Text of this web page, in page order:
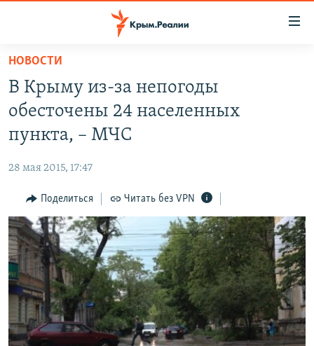
Вернуться
основному
содержанию
главной
Вернутся
поиску
СПЕЦПРОЕКТЫ
11 ЛЕТ ОККУПАЦИИ КРЫМА. 11 ИСТОРИЙ СОПРОТИВЛЕНИЯ
ЕЩЕ
ИНТЕРАКТИВ
ИНФОГРАФИКА
ТЕЛЕПРОЕКТ КРЫМ.РЕАЛИИ
СОВЕТЫ ПРАВОЗАЩИТНИКОВ
ПРОПАВШИЕ БЕЗ ВЕСТИ
ПОБЕДИТЕЛЕЙ НЕ СУДЯТ?
РАДІО СВОБОДА
КАК ОБОЙТИ БЛОКИРОВКУ
Українською
Qırımtatar
ПРИСОЕДИНЯЙТЕСЬ!
НОВОСТИ
В Крыму из-за непогоды
обесточены 24 населенных
пункта, – МЧС
28 мая 2015, 17:47
Поделиться Читать без VPN